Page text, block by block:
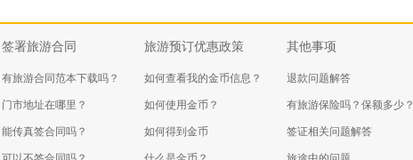
签署旅游合同
有旅游合同范本下载吗？
门市地址在哪里？
能传真签合同吗？
旅游预订优惠政策
如何查看我的金币信息？
如何使用金币？
如何得到金币
其他事项
退款问题解答
有旅游保险吗？保额多少？
签证相关问题解答